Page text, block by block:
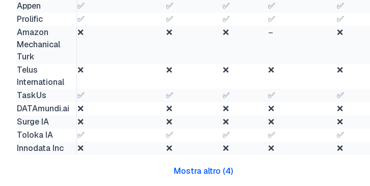
Appen
✅ ✅ ✅ ✅
✅
Prolific
✅ ✅ ✅ ✅
✅
Amazon
Mechanical
Turk
❌ ❌ ❌ – ❌
Telus
International
❌ ❌ ❌ ❌ ❌
TaskUs ✅ ✅ ✅ ✅
✅
DATAmundi.ai
❌ ❌ ❌ ❌
❌
Surge IA
❌ ❌ ❌ ❌
❌
Toloka IA
✅ ✅ ✅ ✅
✅
Innodata Inc
❌ ❌ ❌ ❌ ❌
Mostra altro (4)